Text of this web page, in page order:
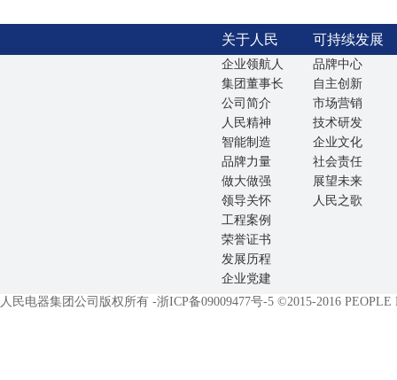
关于人民 可持续发展
企业领航人
集团董事长
公司简介
人民精神
智能制造
品牌力量
做大做强
领导关怀
工程案例
荣誉证书
发展历程
企业党建
品牌中心
自主创新
市场营销
技术研发
企业文化
社会责任
展望未来
人民之歌
人民电器集团公司版权所有 -浙ICP备09009477号-5 ©2015-2016 PEOPLE